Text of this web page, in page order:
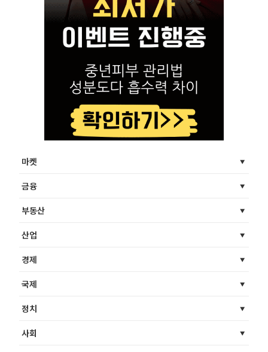
마켓
금융
부동산
산업
경제
국제
정치
사회